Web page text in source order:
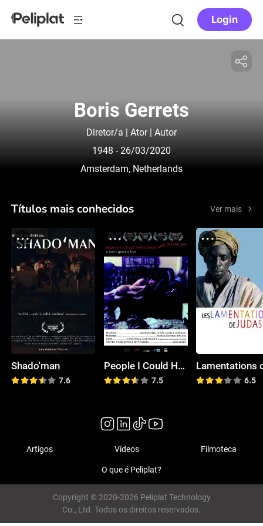
Login
Boris Gerrets
Diretor/a | Ator | Autor
1948 - 26/03/2020
Amsterdam, Netherlands
Títulos mais conhecidos Ver mais
Shado'man
7.6
People I Could Have Been and Maybe Am
7.5 6.5
Artigos Vídeos Filmoteca
O que é Peliplat?
Copyright © 2020-2026 Peliplat Technology
Co., Ltd. Todos os direitos reservados.